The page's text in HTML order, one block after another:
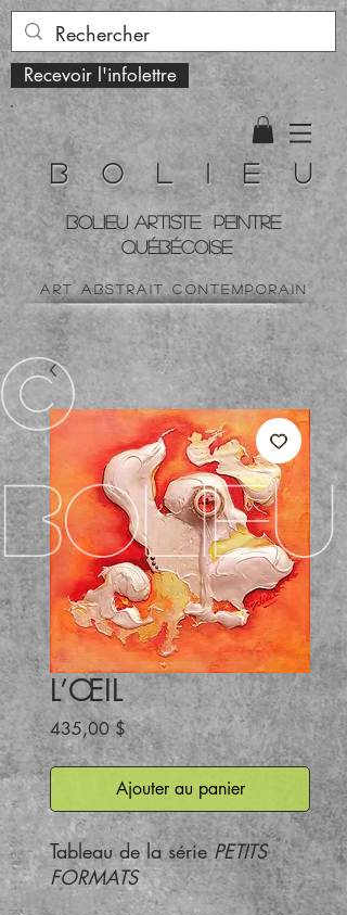
Recevoir l'infolettre
B o l i e u
BOLIEU ARTiste peintre
QUÉBÉCOISe
art ABSTRAIT contemporain
L’ŒIL
435,00 $Prix
Ajouter au panier
Tableau de la sériePETITS
FORMATS
©
BOLIEU